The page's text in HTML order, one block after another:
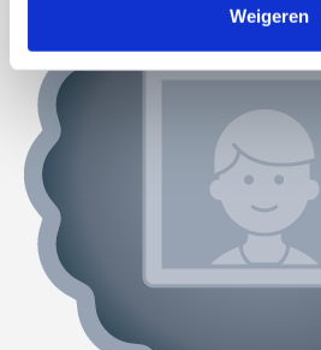
Weigeren